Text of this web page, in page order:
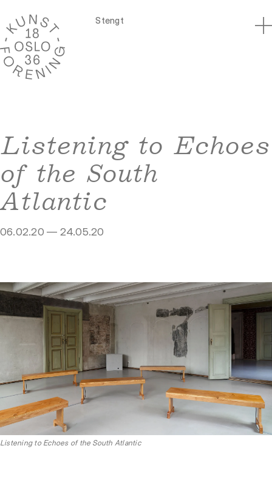
Stengt
Listening to Echoes
of the South
Atlantic
06.02.20 — 24.05.20
Listening to Echoes of the South Atlantic